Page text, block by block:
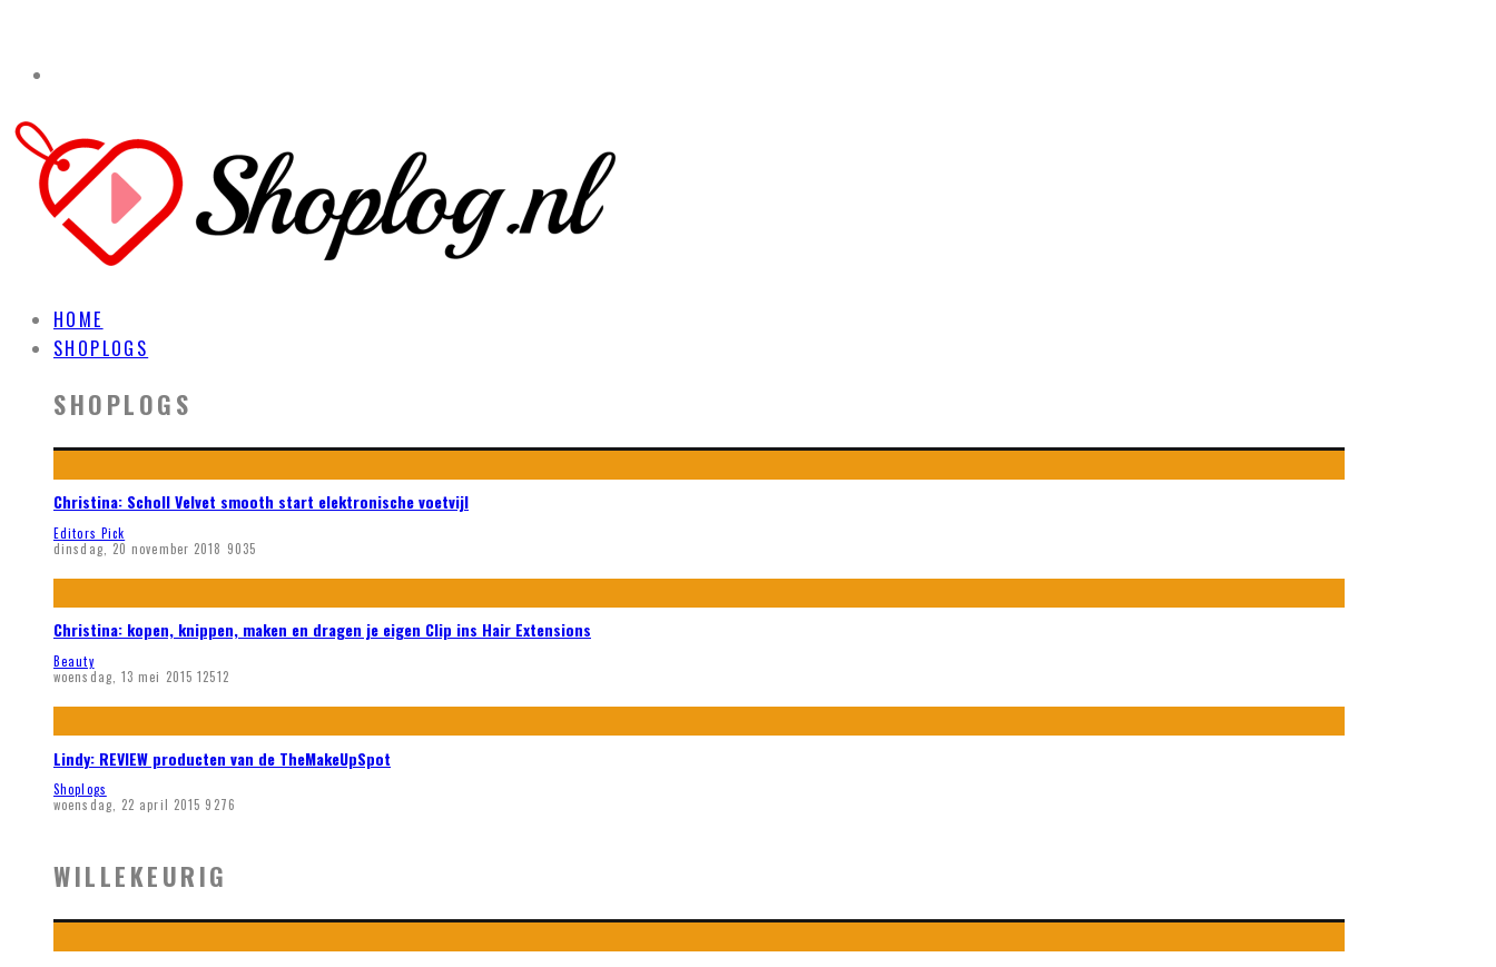
HOME
SHOPLOGS
SHOPLOGS
Christina: Scholl Velvet smooth start elektronische voetvijl
Editors Pick
dinsdag, 20 november 2018 9035
Christina: kopen, knippen, maken en dragen je eigen Clip ins Hair Extensions
Beauty
woensdag, 13 mei 2015 12512
Lindy: REVIEW producten van de TheMakeUpSpot
Shoplogs
woensdag, 22 april 2015 9276
WILLEKEURIG